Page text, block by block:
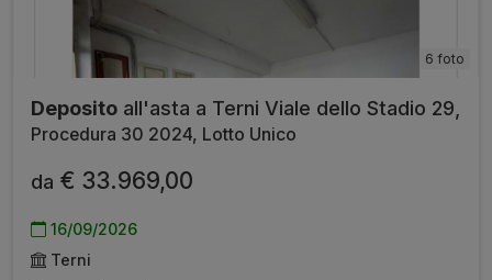
6 foto
Deposito all'asta a Terni Viale dello Stadio 29,
Procedura 30 2024, Lotto Unico
da € 33.969,00
16/09/2026
Terni